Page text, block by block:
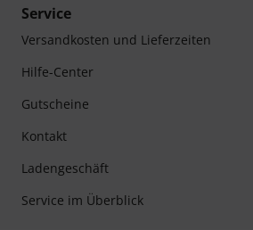
Service
Versandkosten und Lieferzeiten
Hilfe-Center
Gutscheine
Kontakt
Ladengeschäft
Service im Überblick